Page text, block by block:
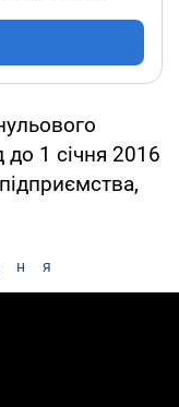
до 1 січня 2016